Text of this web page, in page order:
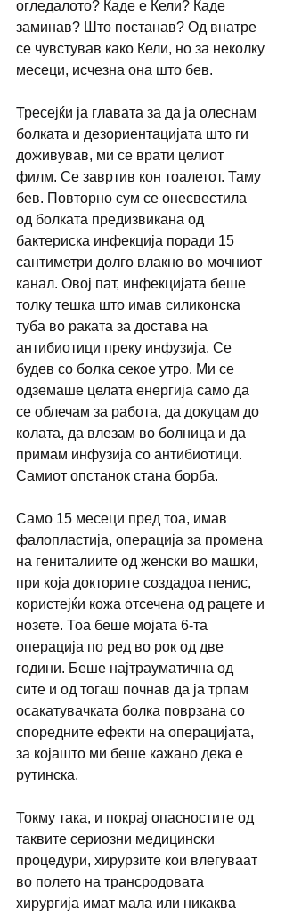
огледалото? Каде е Кели? Каде
заминав? Што постанав? Од внатре
се чувстував како Кели, но за неколку
месеци, исчезна она што бев.
Тресејќи ја главата за да ја олеснам
болката и дезориентацијата што ги
доживував, ми се врати целиот
филм. Се завртив кон тоалетoт. Таму
бев. Повторно сум се онесвестила
од болката предизвикана од
бактериска инфекција поради 15
сантиметри долго влакно во мочниот
канал. Овој пат, инфекцијата беше
толку тешка што имав силиконска
туба во раката за достава на
антибиотици преку инфузија. Се
будев со болка секое утро. Ми се
одземаше целата енергија само да
се облечам за работа, да докуцам до
колата, да влезам во болница и да
примам инфузија со антибиотици.
Самиот опстанок стана борба.
Само 15 месеци пред тоа, имав
фалопластија, операција за промена
на гениталиите од женски во машки,
при која докторите создадоа пенис,
користејќи кожа отсечена од рацете и
нозете. Тоа беше мојата 6-та
операција по ред во рок од две
години. Беше најтрауматична од
сите и од тогаш почнав да ја трпам
осакатувачката болка поврзана со
споредните ефекти на операцијата,
за којашто ми беше кажано дека е
рутинска.
Токму така, и покрај опасностите од
таквите сериозни медицински
процедури, хирурзите кои влегуваат
во полето на трансродовата
хирургија имат мала или никаква